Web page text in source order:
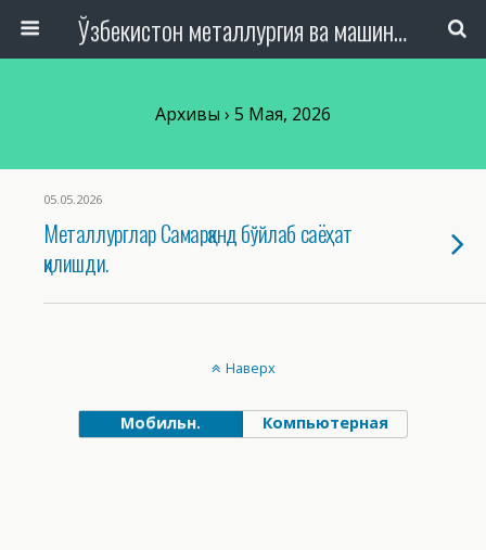
Ўзбекистон металлургия ва машинасозлик саноати тармоқлари ходимлари касаба уюшмаси Республика Кенгаши
Архивы › 5 Мая, 2026
05.05.2026
Металлурглар Самарқанд бўйлаб саёҳат
қилишди.
Наверх
Мобильн. Компьютерная